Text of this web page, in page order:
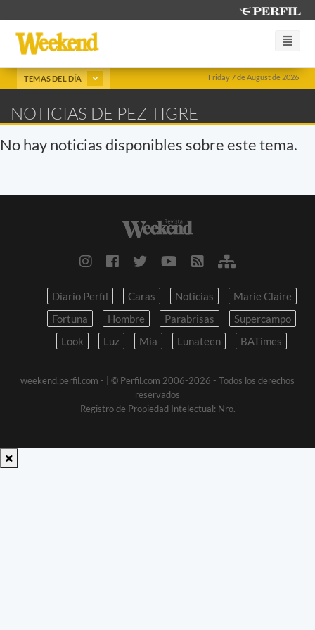
Friday 7 de August de 2026
TEMAS DEL DÍA
NOTICIAS DE PEZ TIGRE
No hay noticias disponibles sobre este tema.
Diario Perfil Caras Noticias
Marie Claire
Fortuna
Hombre Parabrisas
Supercampo
Look
Luz Mia Lunateen BATimes
weekend.perfil.com -
| © Perfil.com 2006-2026 - Todos los derechos
reservados
Registro de Propiedad Intelectual: Nro.